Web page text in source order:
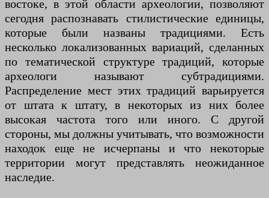
востоке, в этой области археологии, позволяют
сегодня распознавать стилистические единицы,
которые были названы традициями. Есть
несколько локализованных вариаций, сделанных
по тематической структуре традиций, которые
археологи называют субтрадициями.
Распределение мест этих традиций варьируется
от штата к штату, в некоторых из них более
высокая частота того или иного. С другой
стороны, мы должны учитывать, что возможности
находок еще не исчерпаны и что некоторые
территории могут представлять неожиданное
наследие.